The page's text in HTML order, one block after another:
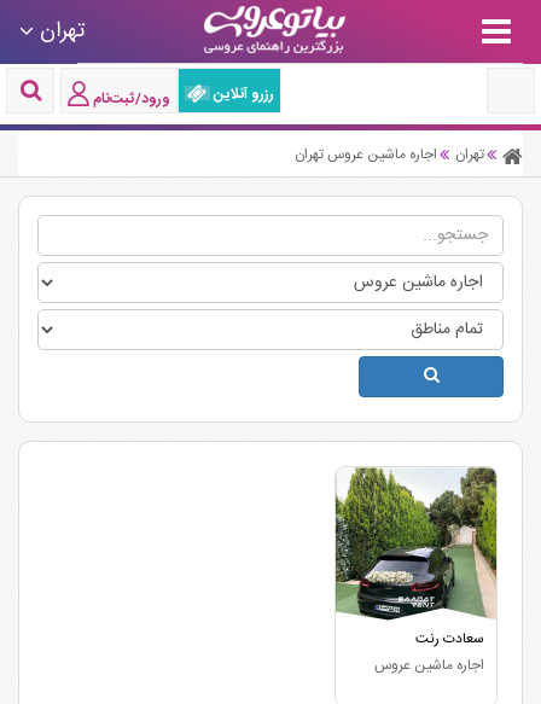
تهران
رزرو آنلاین ورود/ثبت‌نام
تهران اجاره ماشین عروس تهران
سعادت رنت
اجاره ماشین عروس